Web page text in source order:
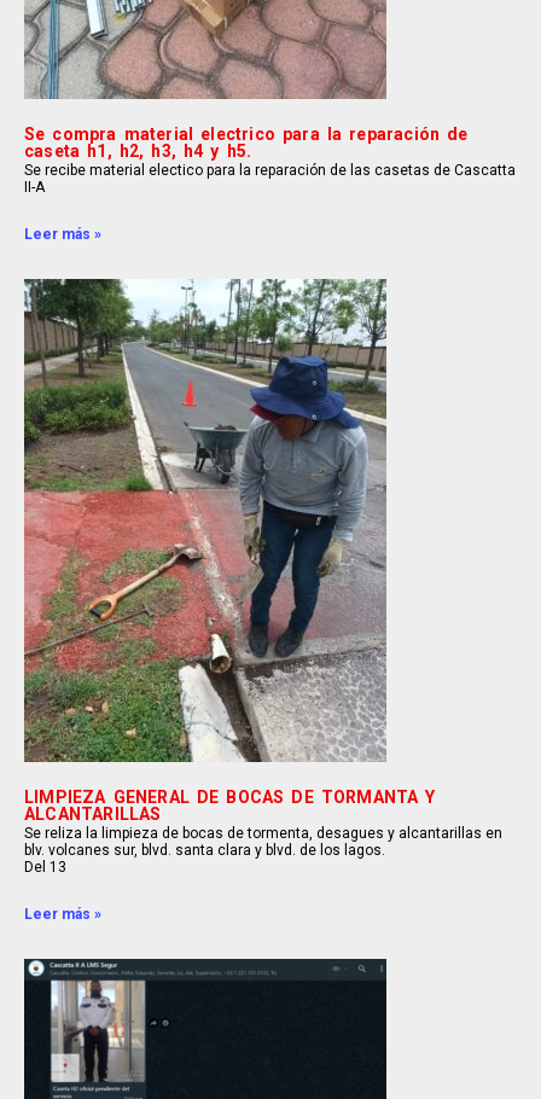
Se compra material electrico para la reparación de
caseta h1, h2, h3, h4 y h5.
Se recibe material electico para la reparación de las casetas de Cascatta
II-A
Leer más »
LIMPIEZA GENERAL DE BOCAS DE TORMANTA Y
ALCANTARILLAS
Se reliza la limpieza de bocas de tormenta, desagues y alcantarillas en
blv. volcanes sur, blvd. santa clara y blvd. de los lagos.
Del 13
Leer más »